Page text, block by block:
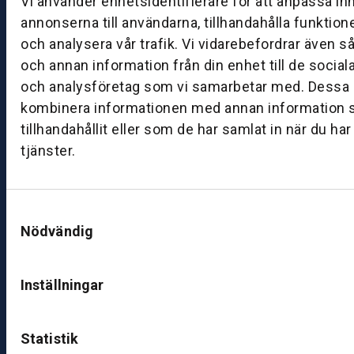
annonserna till användarna, tillhandahålla
och analysera vår trafik. Vi vidarebefordrar även
och annan information från din enhet till de
och analysföretag som vi samarbetar med. Dessa
kombinera informationen med annan information
tillhandahållit eller som de har samlat in när du
tjänster.
Nödvändig
Inställningar
Statistik
0
8:
0
0
–
1
7:
0
ut
k
d